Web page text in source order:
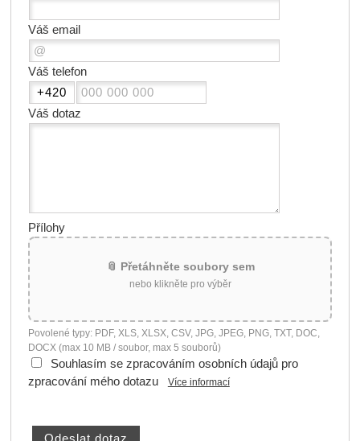
Váš email
Váš telefon
Váš dotaz
Přílohy
📎 Přetáhněte soubory sem
nebo klikněte pro výběr
Povolené typy: PDF, XLS, XLSX, CSV, JPG, JPEG, PNG, TXT, DOC,
DOCX (max 10 MB / soubor, max 5 souborů)
Souhlasím se zpracováním osobních údajů pro
zpracování mého dotazu
Více informací